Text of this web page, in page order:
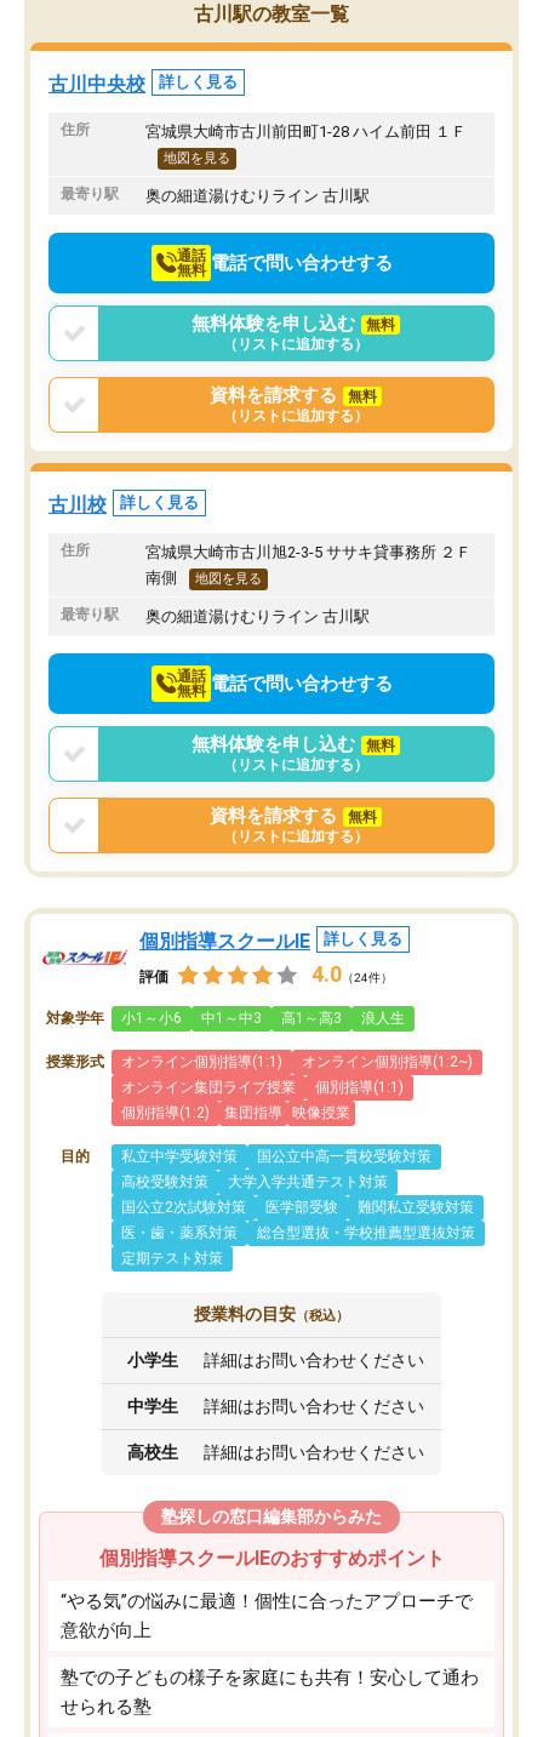
また駅前にあるのでアクセスは良いで
すが駐車場がないのでお迎えの際に近
隣のコインパーキングを利用または路
上駐車をするしかない点が少し不便で
前より勉強に前向きに取
りたいと思える塾です。
古川駅の教室一覧
古川中央校 詳しく見る
住所 宮城県大崎市古川前田町1-28 ハイム前田 １Ｆ
地図を見る
最寄り駅 奥の細道湯けむりライン 古川駅
通話
無料 電話で問い合わせする
無料体験を申し込む
無料
（リストに追加する）
資料を請求する
無料
（リストに追加する）
古川校 詳しく見る
住所
宮城県大崎市古川旭2-3-5 ササキ貸事務所 ２Ｆ
南側
地図を見る
最寄り駅 奥の細道湯けむりライン 古川駅
通話
無料 電話で問い合わせする
無料体験を申し込む
無料
（リストに追加する）
資料を請求する
無料
（リストに追加する）
個別指導スクールIE 詳しく見る
評価 4.0 （24件）
対象学年 小1～小6 中1～中3 高1～高3 浪人生
授業形式 オンライン個別指導(1:1)
オンライン個別指導(1:2~)
オンライン集団ライブ授業
個別指導(1:1)
個別指導(1:2)
集団指導 映像授業
目的 私立中学受験対策
国公立中高一貫校受験対策
高校受験対策
大学入学共通テスト対策
国公立2次試験対策
医学部受験
難関私立受験対策
医・歯・薬系対策
総合型選抜・学校推薦型選抜対策
定期テスト対策
授業料の目安 （税込）
小学生 詳細はお問い合わせください
中学生 詳細はお問い合わせください
高校生 詳細はお問い合わせください
塾探しの窓口編集部からみた
個別指導スクールIEのおすすめポイント
“やる気”の悩みに最適！個性に合ったアプローチで
意欲が向上
塾での子どもの様子を家庭にも共有！安心して通わ
せられる塾